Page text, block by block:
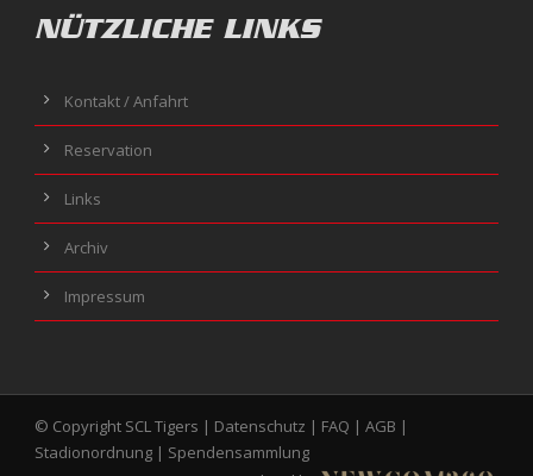
NÜTZLICHE LINKS
Kontakt / Anfahrt
Reservation
Links
Archiv
Impressum
© Copyright SCL Tigers | Datenschutz | FAQ | AGB |
Stadionordnung | Spendensammlung